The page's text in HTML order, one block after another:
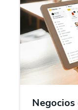
El Sistema
negocios
inventarios